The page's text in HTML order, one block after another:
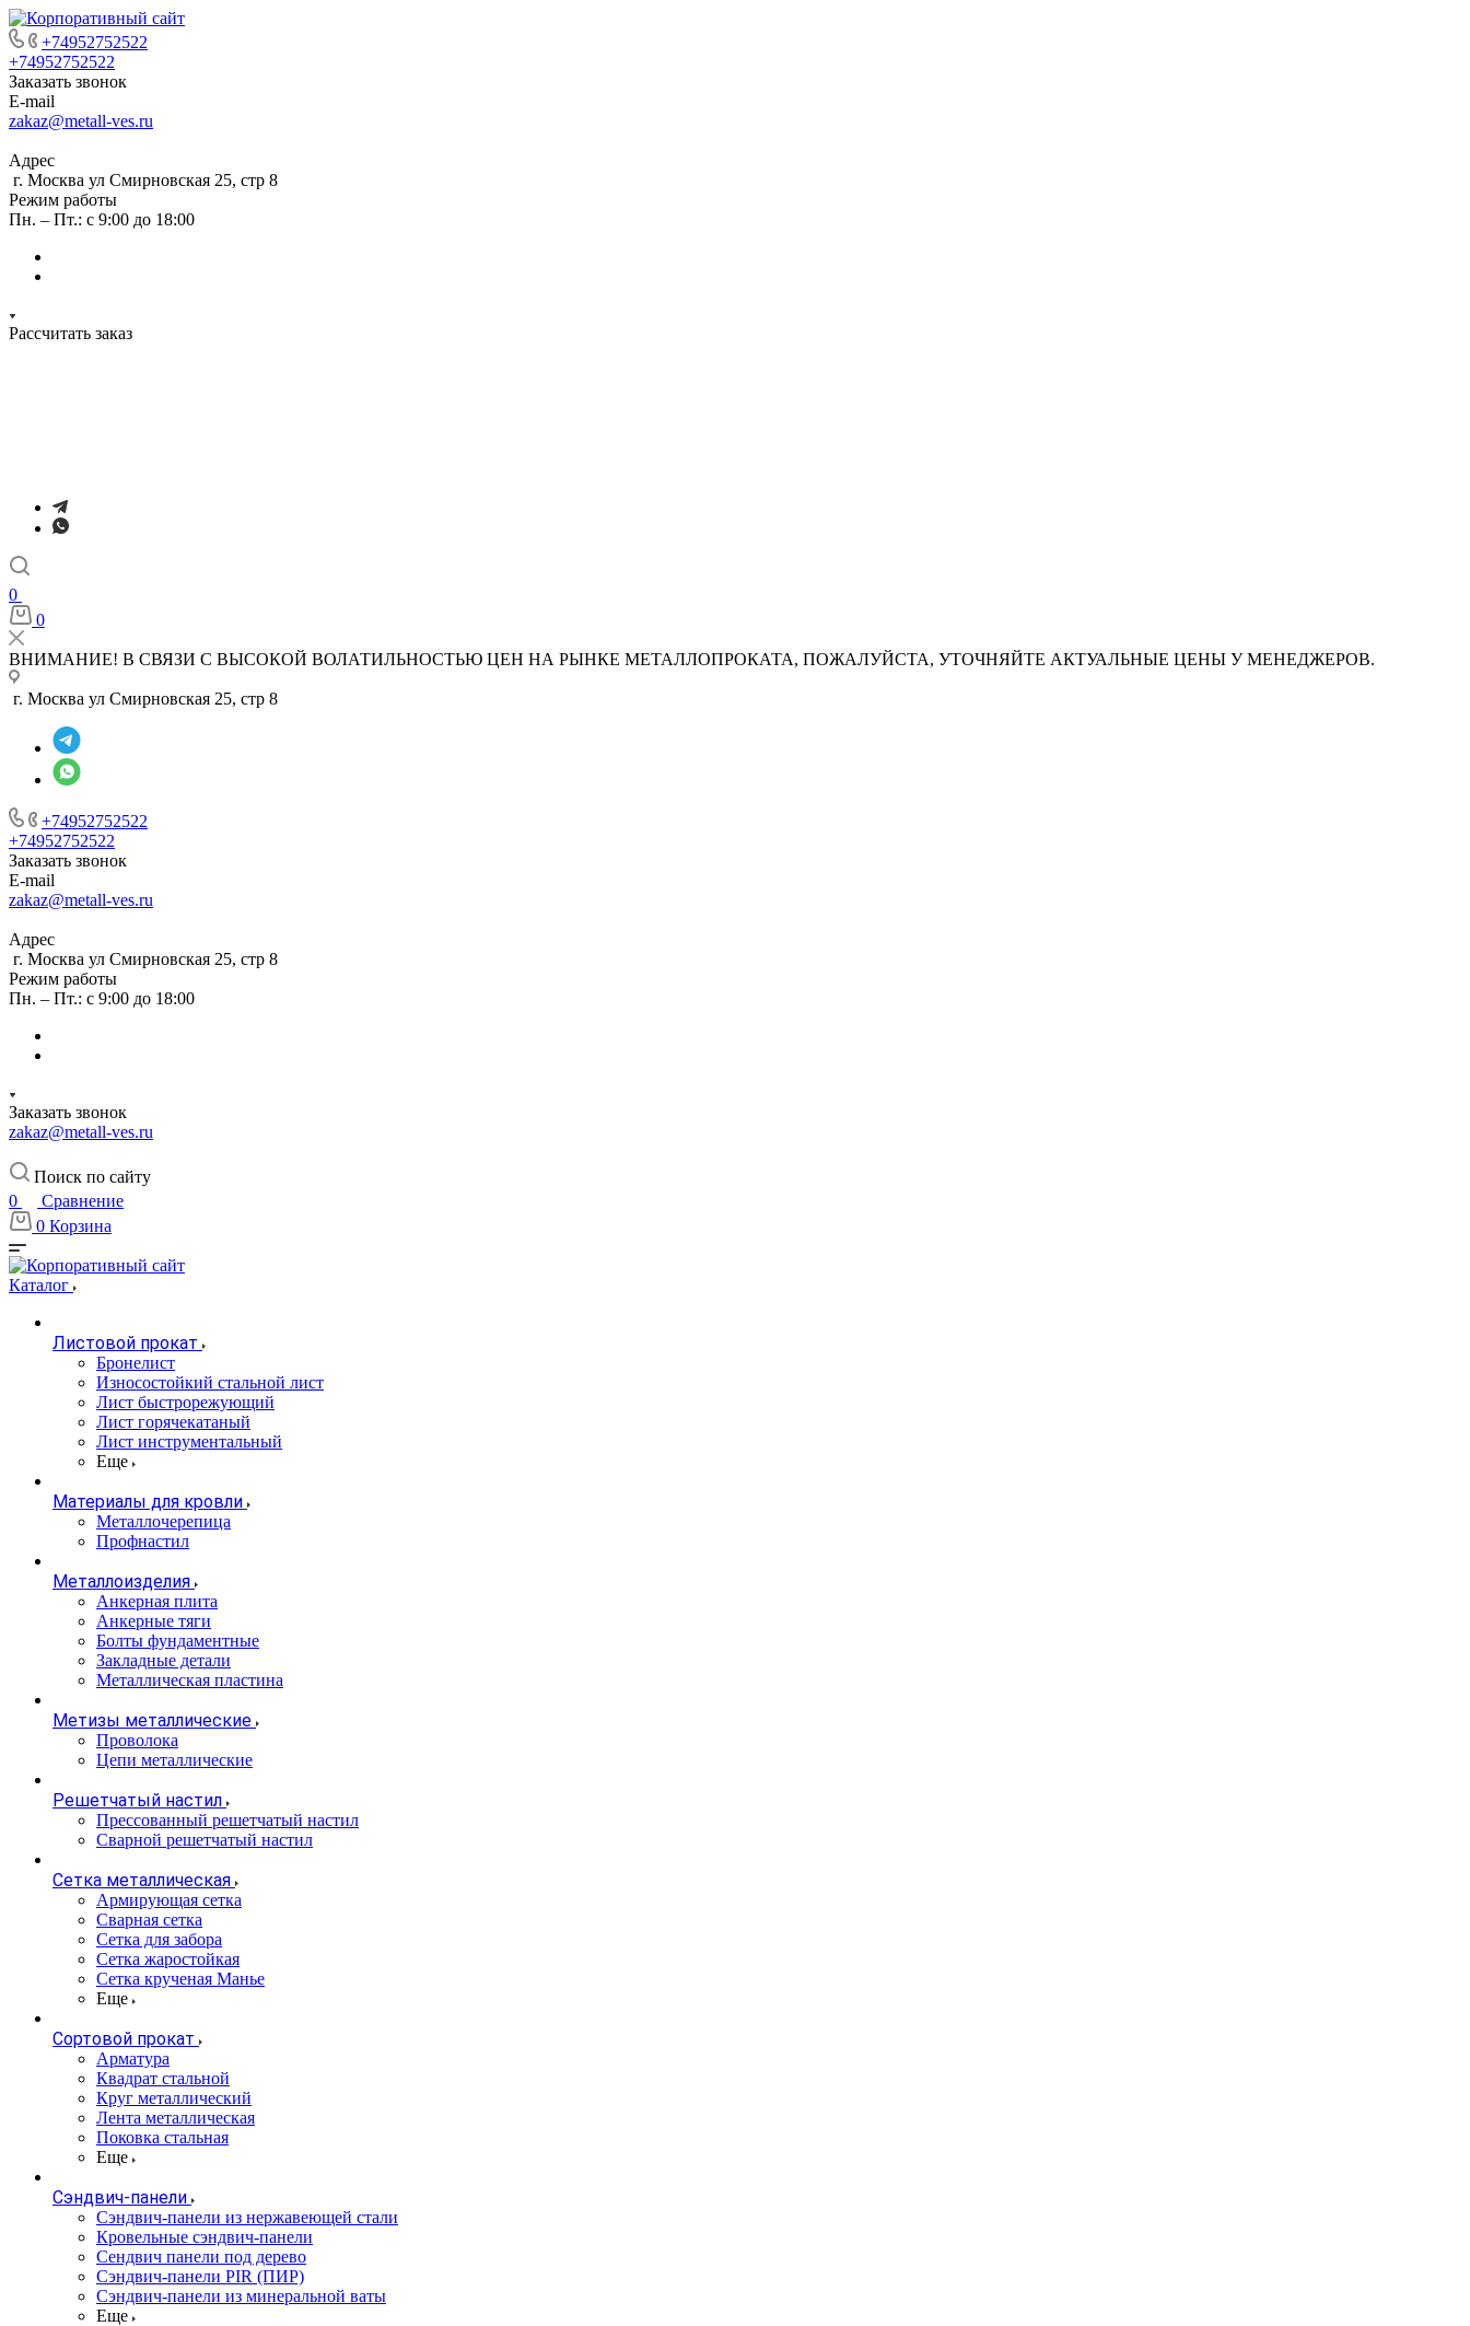
+74952752522
+74952752522
Заказать звонок
E-mail
zakaz@metall-ves.ru
Адрес
г. Москва ул Смирновская 25, стр 8
Режим работы
Пн. – Пт.: с 9:00 до 18:00
Рассчитать заказ
0
0
ВНИМАНИЕ! В СВЯЗИ С ВЫСОКОЙ ВОЛАТИЛЬНОСТЬЮ ЦЕН НА РЫНКЕ МЕТАЛЛОПРОКАТА, ПОЖАЛУЙСТА, УТОЧНЯЙТЕ АКТУАЛЬНЫЕ ЦЕНЫ У МЕНЕДЖЕРОВ.
г. Москва ул Смирновская 25, стр 8
+74952752522
+74952752522
Заказать звонок
E-mail
zakaz@metall-ves.ru
Адрес
г. Москва ул Смирновская 25, стр 8
Режим работы
Пн. – Пт.: с 9:00 до 18:00
Заказать звонок
zakaz@metall-ves.ru
Поиск по сайту
0
Сравнение
0 Корзина
Каталог
Листовой прокат
Бронелист
Износостойкий стальной лист
Лист быстрорежующий
Лист горячекатаный
Лист инструментальный
Еще
Материалы для кровли
Металлочерепица
Профнастил
Металлоизделия
Анкерная плита
Анкерные тяги
Болты фундаментные
Закладные детали
Металлическая пластина
Метизы металлические
Проволока
Цепи металлические
Решетчатый настил
Прессованный решетчатый настил
Сварной решетчатый настил
Сетка металлическая
Армирующая сетка
Сварная сетка
Сетка для забора
Сетка жаростойкая
Сетка крученая Манье
Еще
Сортовой прокат
Арматура
Квадрат стальной
Круг металлический
Лента металлическая
Поковка стальная
Еще
Сэндвич-панели
Cэндвич-панели из нержавеющей стали
Кровельные сэндвич-панели
Сендвич панели под дерево
Сэндвич-панели PIR (ПИР)
Сэндвич-панели из минеральной ваты
Еще